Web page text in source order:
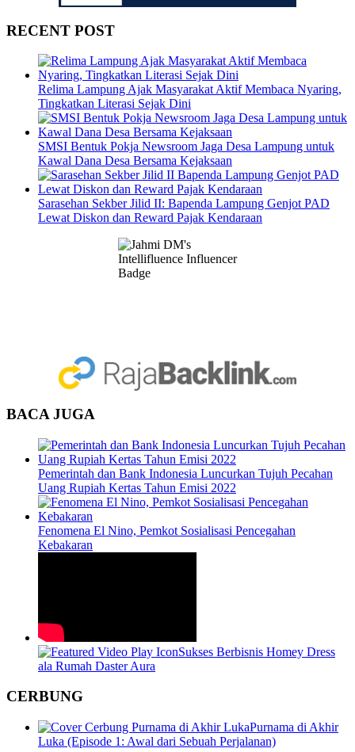
RECENT POST
Relima Lampung Ajak Masyarakat Aktif Membaca Nyaring,
Tingkatkan Literasi Sejak Dini
SMSI Bentuk Pokja Newsroom Jaga Desa Lampung untuk
Kawal Dana Desa Bersama Kejaksaan
Sarasehan Sekber Jilid II: Bapenda Lampung Genjot PAD
Lewat Diskon dan Reward Pajak Kendaraan
BACA JUGA
Pemerintah dan Bank Indonesia Luncurkan Tujuh Pecahan
Uang Rupiah Kertas Tahun Emisi 2022
Fenomena El Nino, Pemkot Sosialisasi Pencegahan
Kebakaran
Sukses Berbisnis Homey Dress
ala Rumah Daster Aura
CERBUNG
Purnama di Akhir
Luka (Episode 1: Awal dari Sebuah Perjalanan)